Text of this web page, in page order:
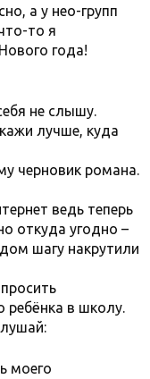
а у нео-групп
то я
года!
не слышу.
лучше, куда
черновик романа.
ведь теперь
откуда угодно –
шагу накрутили
ребёнка в школу.
моего